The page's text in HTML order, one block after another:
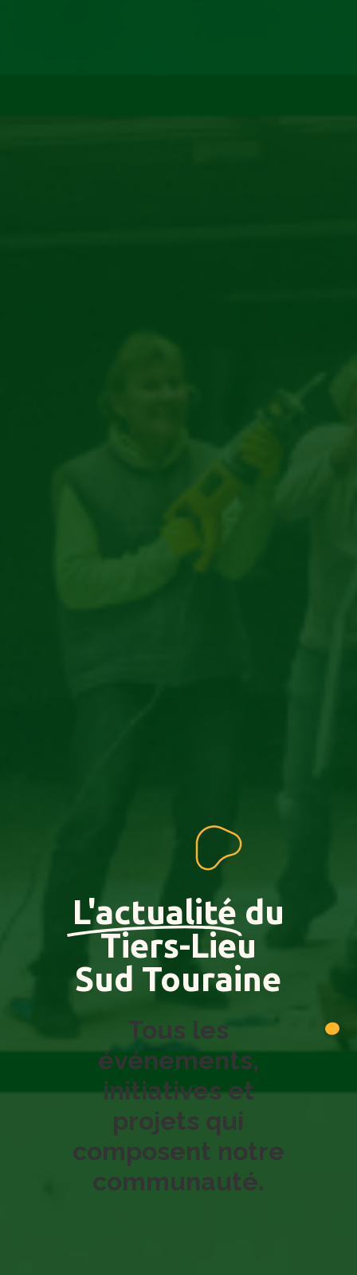
L'actualité du
Tiers-Lieu
Sud Touraine
Tous les
événements,
initiatives et
projets qui
composent notre
communauté.